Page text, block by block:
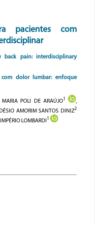
pacientes com
pain: interdisciplinary
com dolor lumbar: enfoque
MARIA POLI DE ARAÚJO1
,
AMORIM SANTOS DINIZ2
LOMBARDI 1